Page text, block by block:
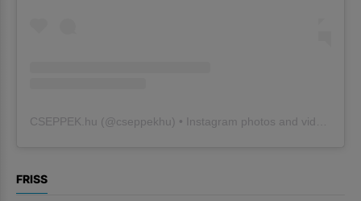
CSEPPEK.hu (@cseppekhu ) • Instagram photos and videos
FRISS